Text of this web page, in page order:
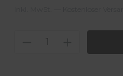
Produkt